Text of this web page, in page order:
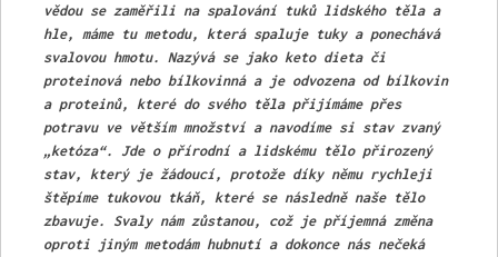
vědou se zaměřili na spalování tuků lidského těla a
hle, máme tu metodu, která spaluje tuky a ponechává
svalovou hmotu. Nazývá se jako keto dieta či
proteinová nebo bílkovinná a je odvozena od bílkovin
a proteinů, které do svého těla přijímáme přes
potravu ve větším množství a navodíme si stav zvaný
„ketóza“. Jde o přírodní a lidskému tělo přirozený
stav, který je žádoucí, protože díky němu rychleji
štěpíme tukovou tkáň, které se následně naše tělo
zbavuje. Svaly nám zůstanou, což je příjemná změna
oproti jiným metodám hubnutí a dokonce nás nečeká